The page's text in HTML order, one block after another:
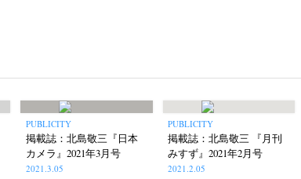
PUBLICITY
掲載誌：北島敬三『日本
カメラ』2021年3月号
2021.3.05
PUBLICITY
掲載誌：北島敬三 『月刊
みすず』2021年2月号
2021.2.05